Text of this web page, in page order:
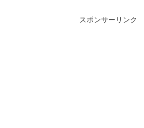
スポンサーリンク